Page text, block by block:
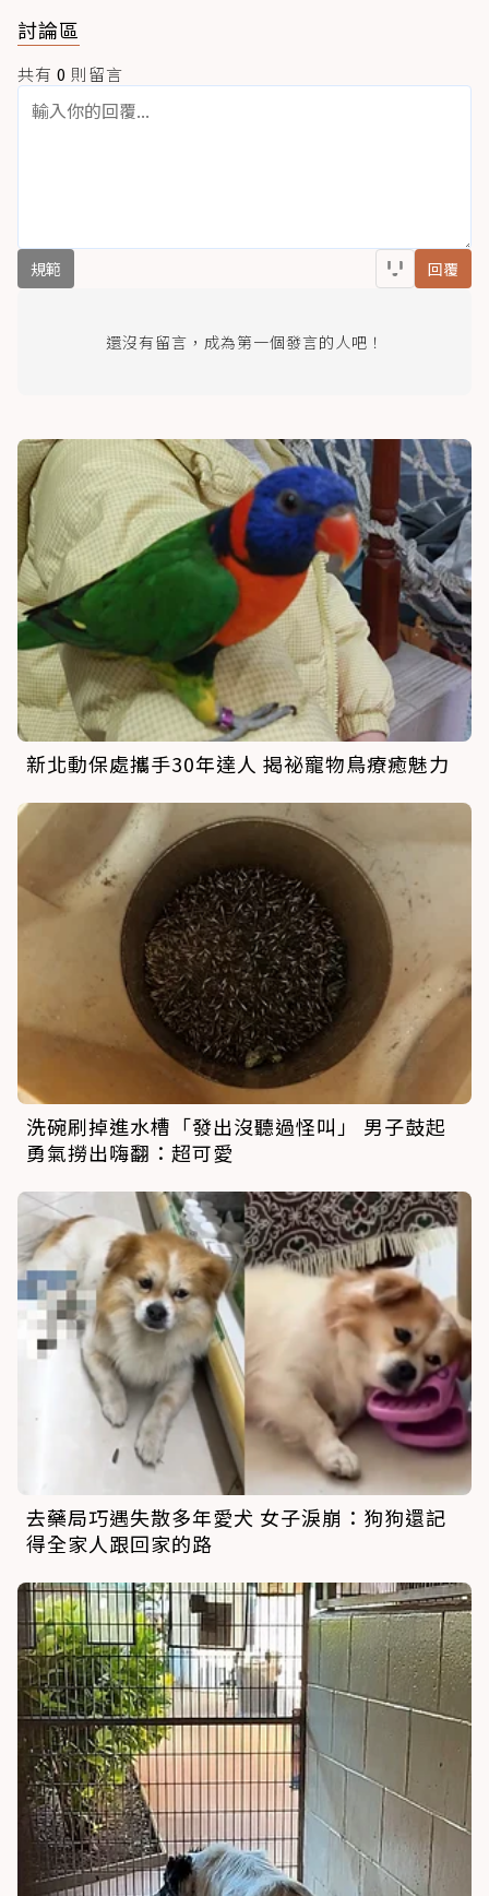
討論區
共有 0 則留言
規範 回覆
還沒有留言，成為第一個發言的人吧！
新北動保處攜手30年達人 揭祕寵物鳥療癒魅力
洗碗刷掉進水槽「發出沒聽過怪叫」 男子鼓起
勇氣撈出嗨翻：超可愛
去藥局巧遇失散多年愛犬 女子淚崩：狗狗還記
得全家人跟回家的路